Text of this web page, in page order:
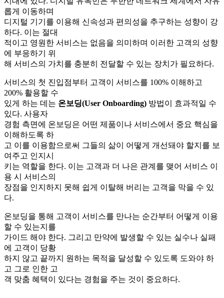
롭게 이동하며
디지털 기기를 이용해 신속성과 편의성을 추구하는 성향이 강
하다. 이는 절대
적이고 영원한 서비스는 없음을 의미하며 이러한 고객의 성향
에 부응하기 위
해 서비스의 가치를 충분히 전달할 수 있는 장치가 필요하다.
서비스의 첫 진입점부터 고객이 서비스를 100% 이해하고
200% 활용할 수
있게 하는 데는 온보딩(User Onboarding) 방법이 효과적일 수
있다. 사용자
경험 측면에 온보딩은 어떤 제품이나 서비스에서 중요 핵심을
이해하도록 하
고 이를 이용함으로써 그들의 삶이 어떻게 개선돼야 할지를 보
여주고 인지시
키는 역할을 한다. 이는 고객과 더 나은 관계를 맺어 서비스 이
용 시 서비스의
장점을 인지하지 못해 쉽게 이탈해 버리는 고객을 막을 수 있
다.
온보딩을 통해 고객이 서비스를 만나는 순간부터 어떻게 이용
할 수 있는지를
가이드 해야 한다. 그리고 만약에 발생할 수 있는 실수나 실패
에 고객이 당황
하지 않고 끝까지 원하는 목적을 달성할 수 있도록 도와야 하
고 그로 인한 고
객 맞춤 혜택이 있다는 경험을 주는 것이 중요하다.